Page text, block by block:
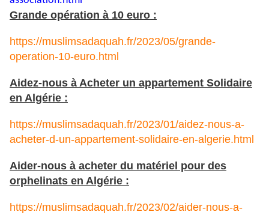
Grande opération à 10 euro :
https://muslimsadaquah.fr/2023/05/grande-
operation-10-euro.html
Aidez-nous à Acheter un appartement Solidaire
en Algérie :
https://muslimsadaquah.fr/2023/01/aidez-nous-a-
acheter-d-un-appartement-solidaire-en-algerie.html
Aider-nous à acheter du matériel pour des
orphelinats en Algérie :
https://muslimsadaquah.fr/2023/02/aider-nous-a-